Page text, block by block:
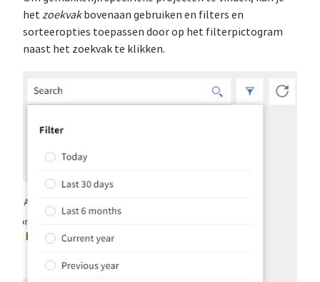
hetzoekvakbovenaan gebruiken en filters en
sorteeropties toepassen door op het filterpictogram
naast het zoekvak te klikken.